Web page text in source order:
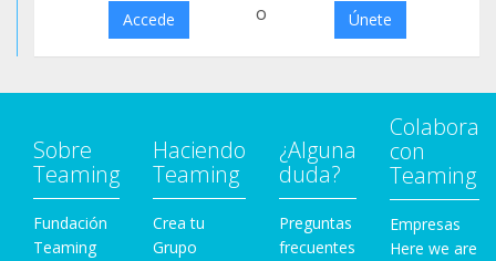
Accede o Únete
Sobre
Teaming
Fundación
Teaming
Haciendo
Teaming
Crea tu
Grupo
¿Alguna
duda?
Preguntas
frecuentes
Colabora
con
Teaming
Empresas
Here we are